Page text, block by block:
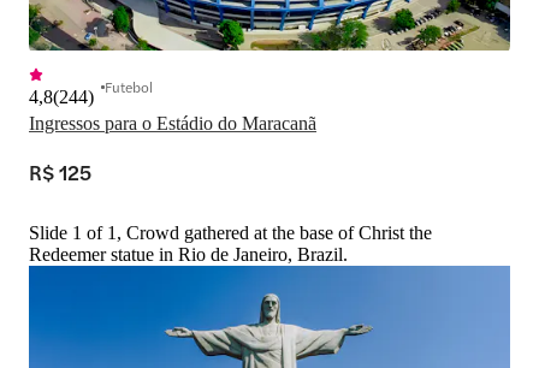
Ingressos para o Estádio do Maracanã
4,8(244) Futebol
R$ 125
Slide 1 of 1, Crowd gathered at the base of Christ the
Redeemer statue in Rio de Janeiro, Brazil.